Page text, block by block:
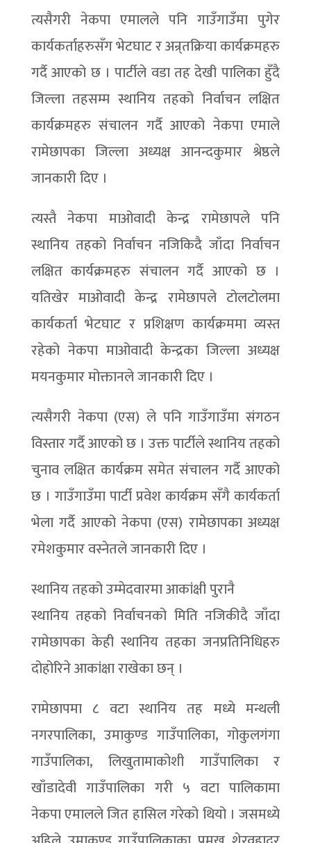
त्यसैगरी नेकपा एमालले पनि गाउँगाउँमा पुगेर
कार्यकर्ताहरुसँग भेटघाट र अन्र्तक्रिया कार्यक्रमहरु
गर्दै आएको छ । पार्टीले वडा तह देखी पालिका हुँदै
जिल्ला तहसम्म स्थानिय तहको निर्वाचन लक्षित
कार्यक्रमहरु संचालन गर्दै आएको नेकपा एमाले
रामेछापका जिल्ला अध्यक्ष आनन्दकुमार श्रेष्ठले
जानकारी दिए ।
त्यस्तै नेकपा माओवादी केन्द्र रामेछापले पनि
स्थानिय तहको निर्वाचन नजिकिदै जाँदा निर्वाचन
लक्षित कार्यक्रमहरु संचालन गर्दै आएको छ ।
यतिखेर माओवादी केन्द्र रामेछापले टोलटोलमा
कार्यकर्ता भेटघाट र प्रशिक्षण कार्यक्रममा व्यस्त
रहेको नेकपा माओवादी केन्द्रका जिल्ला अध्यक्ष
मयनकुमार मोक्तानले जानकारी दिए ।
त्यसैगरी नेकपा (एस) ले पनि गाउँगाउँमा संगठन
विस्तार गर्दै आएको छ । उक्त पार्टीले स्थानिय तहको
चुनाव लक्षित कार्यक्रम समेत संचालन गर्दै आएको
छ । गाउँगाउँमा पार्टी प्रवेश कार्यक्रम सँगै कार्यकर्ता
भेला गर्दै आएको नेकपा (एस) रामेछापका अध्यक्ष
रमेशकुमार वस्नेतले जानकारी दिए ।
स्थानिय तहको उम्मेदवारमा आकांक्षी पुरानै
स्थानिय तहको निर्वाचनको मिति नजिकीदै जाँदा
रामेछापका केही स्थानिय तहका जनप्रतिनिधिहरु
दोहोरिने आकांक्षा राखेका छन् ।
रामेछापमा ८ वटा स्थानिय तह मध्ये मन्थली
नगरपालिका, उमाकुण्ड गाउँपालिका, गोकुलगंगा
गाउँपालिका, लिखुतामाकोशी गाउँपालिका र
खाँडादेवी गाउँपालिका गरी ५ वटा पालिकामा
नेकपा एमालले जित हासिल गरेको थियो । जसमध्ये